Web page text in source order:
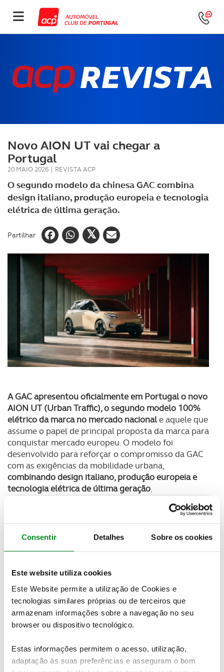
Consentir Detalhes Sobre os cookies
Este website utiliza cookies
Este Website permite a utilização de Cookies e
tecnologias similares próprias ou de terceiros que
armazenam informações sobre a navegação no seu
browser ou dispositivo tecnológico.
Estas informações permitem o acesso, utilização,
adaptação às suas preferências e asseguram o bom
Novo AION UT vai chegar a
Portugal
20 MAIO 2026 | REVISTA ACP
O segundo modelo da chinesa GAC combina
design italiano, produção europeia e tecnologia
elétrica de última geração.
Partilhar
A GAC apresentou oficialmente em Portugal o novo
AION UT (Urban Traffic), o segundo modelo 100%
elétrico da marca no mercado nacionale aquele que
assume o papel de principal proposta da marca para
conquistar mercado europeu. O modelo foi
desenvolvido para reforçar o compromisso da GAC
com as exigências da mobilidade urbana,
combinando design italiano, produção europeia e
tecnologia elétrica de última geração.
Receba as novidades do mundo automóvel e
do universo ACP.
Desenhado no GAC Advanced Design Center, em
Milão, e produzido na fábrica da Magna, na Áustria,
o AION UT surge com umaautonomia urbana de
otimizada para utilização urbana e interurbana
Disponível nas versões premium green, premium e
luxury, integra um infotainment de dois ecrãs: ecrã